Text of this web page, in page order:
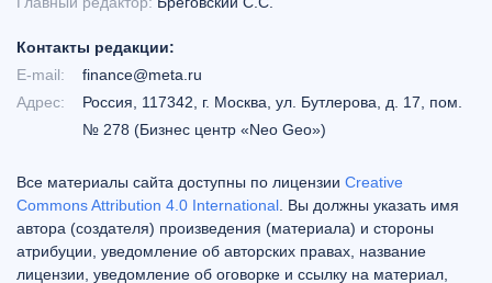
Контакты редакции:
E-mail:
finance@meta.ru
Адрес:
Россия, 117342, г. Москва, ул. Бутлерова, д. 17, пом.
№ 278 (Бизнес центр «Neo Geo»)
Все материалы сайта доступны по лицензии Creative
Commons Attribution 4.0 International . Вы должны указать имя
автора (создателя) произведения (материала) и стороны
атрибуции, уведомление об авторских правах, название
лицензии, уведомление об оговорке и ссылку на материал,